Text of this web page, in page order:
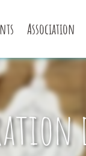
Association